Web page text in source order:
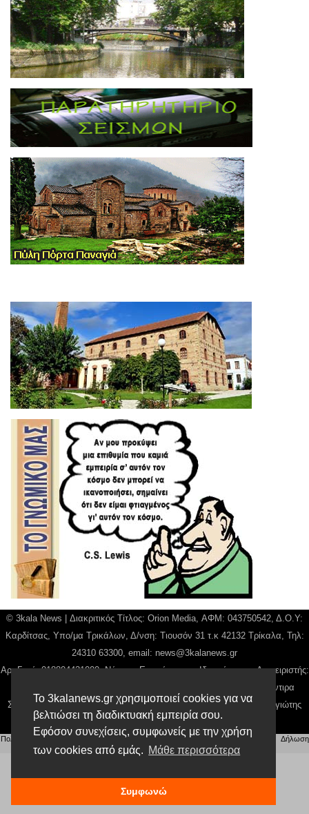
Το 3kalanews.gr χρησιμοποιεί cookies για να
βελτιώσει τη διαδικτυακή εμπειρία σου.
Εφόσον συνεχίσεις, συμφωνείς με την χρήση
των cookies από εμάς. Μάθε περισσότερα
Συμφωνώ
© 3kala News | Διακριτικός Τίτλος: Orion Media, ΑΦΜ: 043750542, Δ.Ο.Υ:
Καρδίτσας, Υπο/μα Τρικάλων, Δ/νση: Τιουσόν 31 τ.κ 42132 Τρίκαλα, Τηλ:
24310 63300, email: news@3kalanews.gr
Αρ. Γεμή: 018804431000, Νόμιμος Εκπρόσωπος, Ιδιοκτήτης και Διαχειριστής:
Παναγιώτης Φιλίππου, Διευθύντρια: Γιαννουσά Βασιλική, Διευθύντιρα
Σύνταξης: Μπαλαμπάνη Βασιλική. Δικαιούχος domain name Παναγιώτης
Φιλίππου
Πολιτική απορρήτου Αίτηση Διαχείρισης Προσωπικών Δεδομένων |Όροι χρήσης
Δήλωση
Συμμόρφωσης